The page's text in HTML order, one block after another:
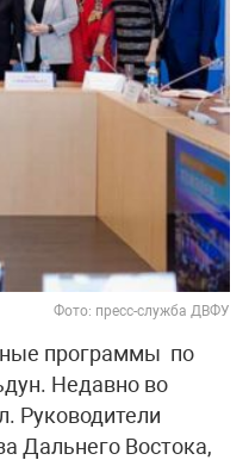
Фото: пресс-служба ДВФУ
программы по
Недавно во
Руководители
Дальнего Востока,